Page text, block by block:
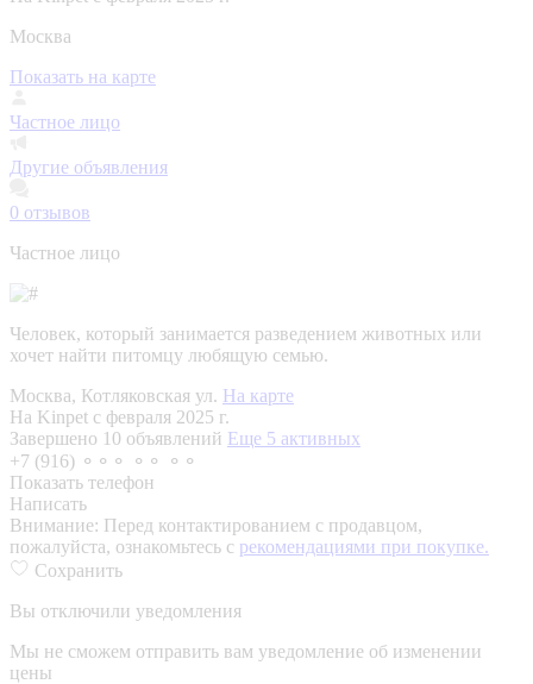
Москва
Показать на карте
Частное лицо
Другие объявления
0 отзывов
Частное лицо
Человек, который занимается разведением животных или
хочет найти питомцу любящую семью.
Москва, Котляковская ул. На карте
На Kinpet c февраля 2025 г.
Завершено 10 объявлений Еще 5 активных
+7 (916) ⚬⚬⚬ ⚬⚬ ⚬⚬
Показать телефон
Написать
Внимание: Перед контактированием с продавцом,
пожалуйста, ознакомьтесь с рекомендациями при покупке.
Сохранить
Вы отключили уведомления
Мы не сможем отправить вам уведомление об изменении
цены